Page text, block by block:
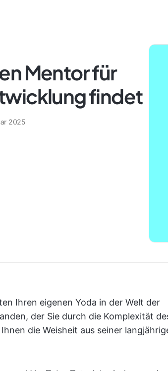
Mentor für
findet
2025
Ihren eigenen Yoda in der Welt der
der Sie durch die Komplexität
die Weisheit aus seiner